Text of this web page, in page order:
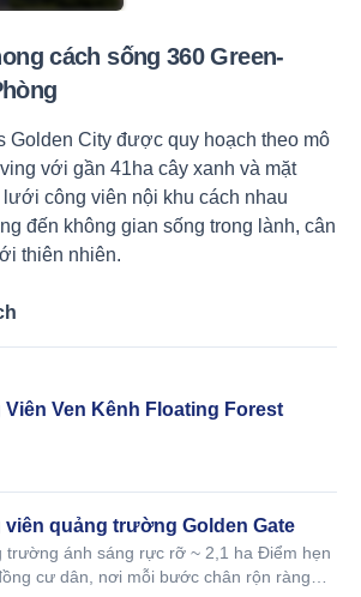
cách sống 360 Green-
Golden City được quy hoạch theo mô
với gần 41ha cây xanh và mặt
công viên nội khu cách nhau
đến không gian sống trong lành, cân
thiên nhiên.
Viên Ven Kênh Floating Forest
viên quảng trường Golden Gate
trường ánh sáng rực rỡ ~ 2,1 ha Điểm hẹn
cư dân, nơi mỗi bước chân rộn ràng